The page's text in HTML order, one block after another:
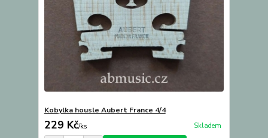
Kobylka housle Aubert France 4/4
229 Kč/ks Skladem